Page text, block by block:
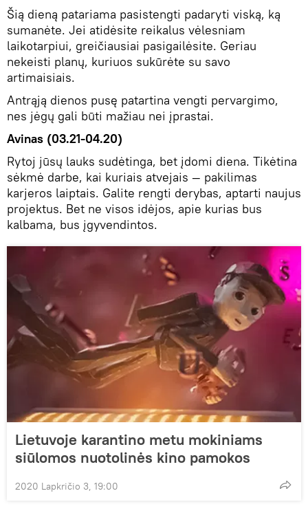
Šią dieną patariama pasistengti padaryti viską, ką
sumanėte. Jei atidėsite reikalus vėlesniam
laikotarpiui, greičiausiai pasigailėsite. Geriau
nekeisti planų, kuriuos sukūrėte su savo
artimaisiais.
Antrąją dienos pusę patartina vengti pervargimo,
nes jėgų gali būti mažiau nei įprastai.
Avinas (03.21-04.20)
Rytoj jūsų lauks sudėtinga, bet įdomi diena. Tikėtina
sėkmė darbe, kai kuriais atvejais — pakilimas
karjeros laiptais. Galite rengti derybas, aptarti naujus
projektus. Bet ne visos idėjos, apie kurias bus
kalbama, bus įgyvendintos.
Lietuvoje karantino metu mokiniams
siūlomos nuotolinės kino pamokos
2020 Lapkričio 3, 19:00